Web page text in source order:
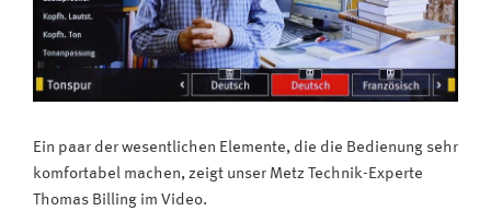
Ein paar der wesentlichen Elemente, die die Bedienung sehr
komfortabel machen, zeigt unser Metz Technik-Experte
Thomas Billing im Video.